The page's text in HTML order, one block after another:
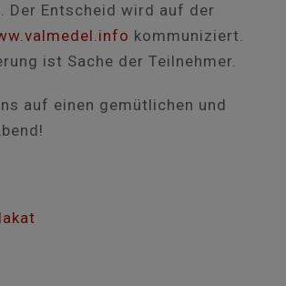
Der Entscheid wird auf der
kommuniziert.
ist Sache der Teilnehmer.
auf einen gemütlichen und